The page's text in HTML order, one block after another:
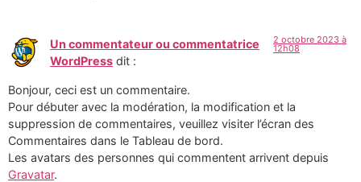
Un commentateur ou commentatrice
WordPress dit :
2 octobre 2023 à
12h08
Bonjour, ceci est un commentaire.
Pour débuter avec la modération, la modification et la
suppression de commentaires, veuillez visiter l’écran des
Commentaires dans le Tableau de bord.
Les avatars des personnes qui commentent arrivent depuis
Gravatar.